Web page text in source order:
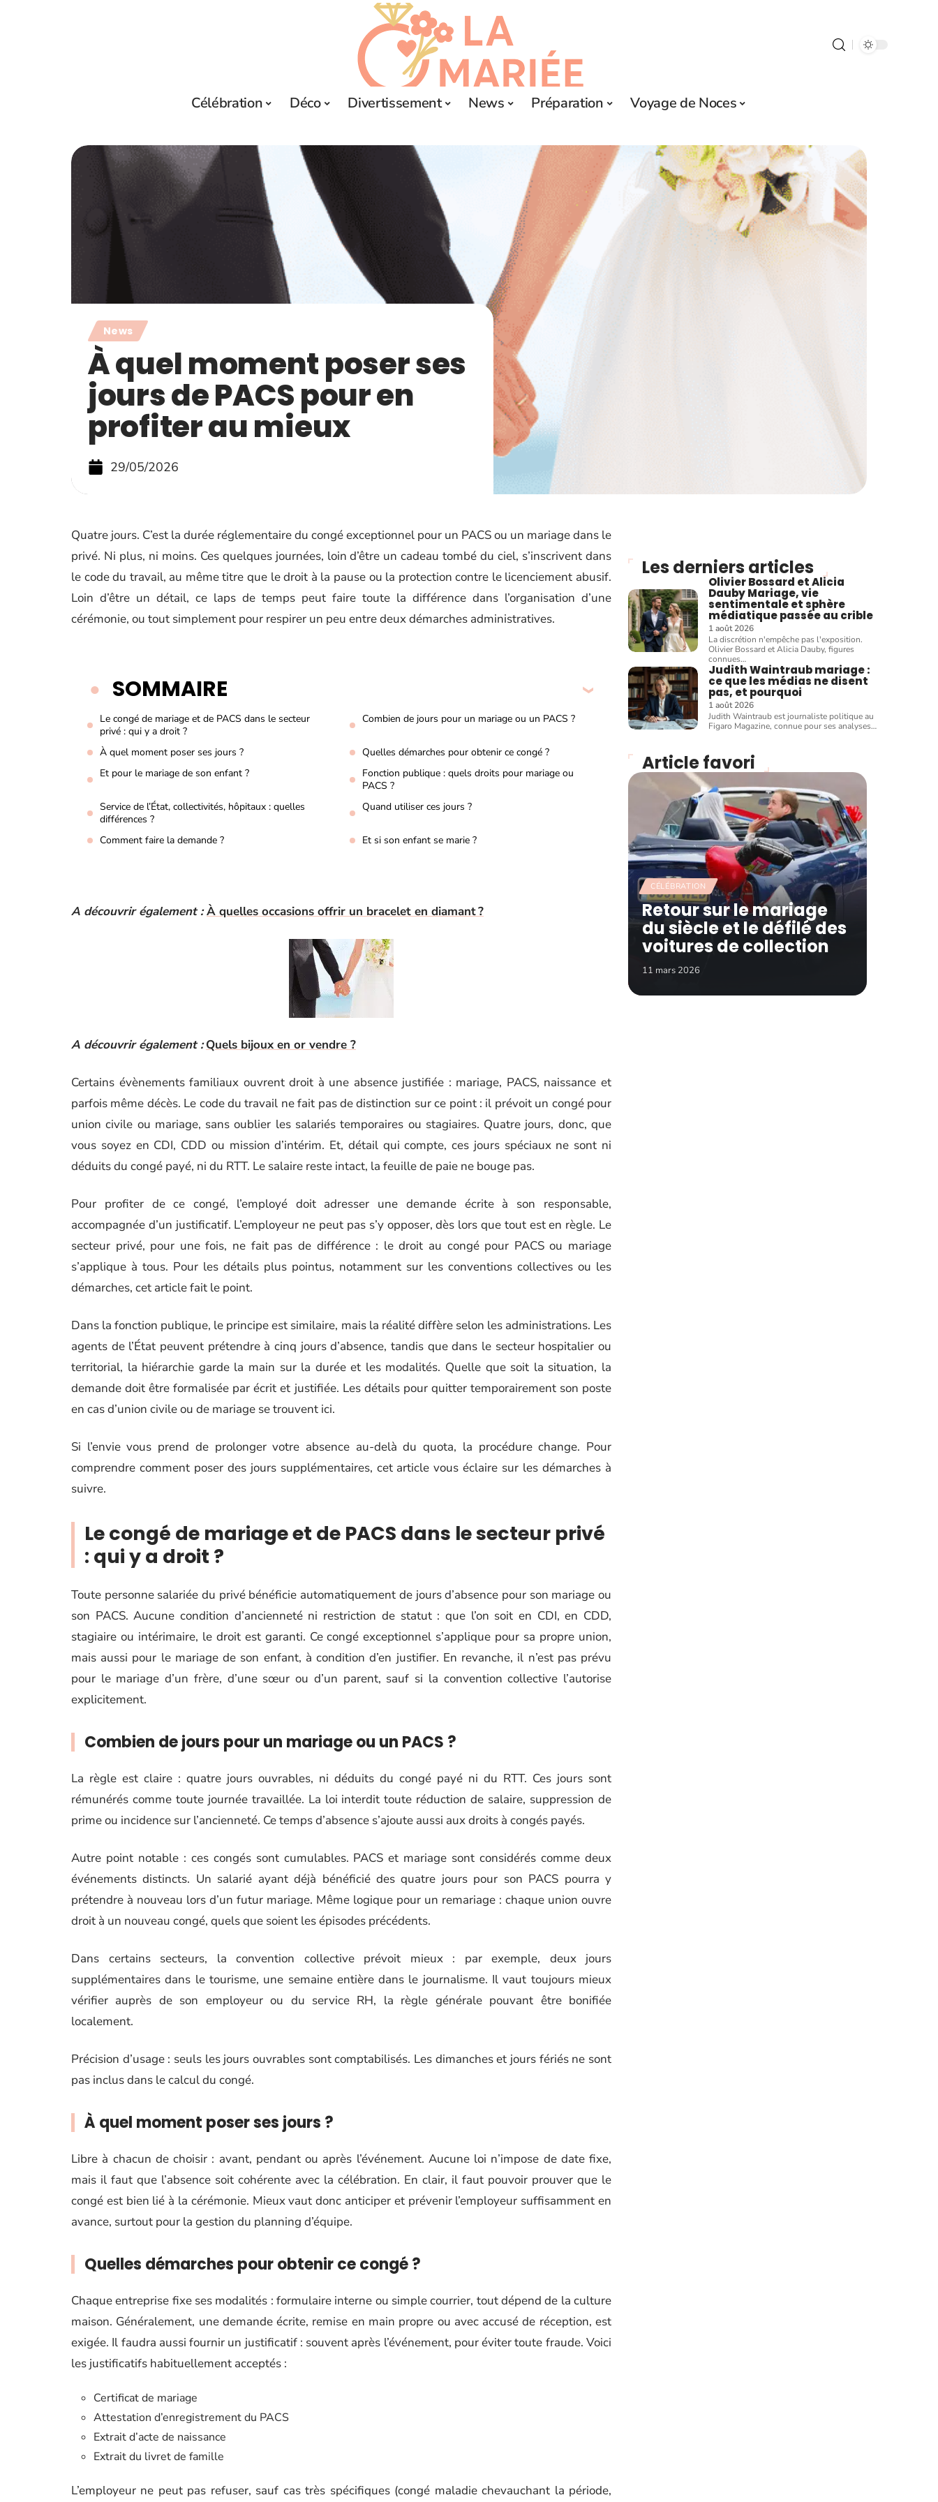
Célébration Déco Divertissement News Préparation Voyage de Noces
News
À quel moment poser ses
jours de PACS pour en
profiter au mieux
29/05/2026
Quatre jours. C’est la durée réglementaire du congé exceptionnel pour un PACS ou un mariage dans le
privé. Ni plus, ni moins. Ces quelques journées, loin d’être un cadeau tombé du ciel, s’inscrivent dans
le code du travail, au même titre que le droit à la pause ou la protection contre le licenciement abusif.
Loin d’être un détail, ce laps de temps peut faire toute la différence dans l’organisation d’une
cérémonie, ou tout simplement pour respirer un peu entre deux démarches administratives.
SOMMAIRE
Le congé de mariage et de PACS dans le secteur
privé : qui y a droit ?
Combien de jours pour un mariage ou un PACS ?
À quel moment poser ses jours ?
Quelles démarches pour obtenir ce congé ?
Et pour le mariage de son enfant ?
Fonction publique : quels droits pour mariage ou
PACS ?
Service de l’État, collectivités, hôpitaux : quelles
différences ?
Quand utiliser ces jours ?
Comment faire la demande ? Et si son enfant se marie ?
A découvrir également : À quelles occasions offrir un bracelet en diamant ?
A découvrir également : Quels bijoux en or vendre ?
Certains évènements familiaux ouvrent droit à une absence justifiée : mariage, PACS, naissance et
parfois même décès. Le code du travail ne fait pas de distinction sur ce point : il prévoit un congé pour
union civile ou mariage, sans oublier les salariés temporaires ou stagiaires. Quatre jours, donc, que
vous soyez en CDI, CDD ou mission d’intérim. Et, détail qui compte, ces jours spéciaux ne sont ni
déduits du congé payé, ni du RTT. Le salaire reste intact, la feuille de paie ne bouge pas.
Pour profiter de ce congé, l’employé doit adresser une demande écrite à son responsable,
accompagnée d’un justificatif. L’employeur ne peut pas s’y opposer, dès lors que tout est en règle. Le
secteur privé, pour une fois, ne fait pas de différence : le droit au congé pour PACS ou mariage
s’applique à tous. Pour les détails plus pointus, notamment sur les conventions collectives ou les
démarches, cet article fait le point.
Dans la fonction publique, le principe est similaire, mais la réalité diffère selon les administrations. Les
agents de l’État peuvent prétendre à cinq jours d’absence, tandis que dans le secteur hospitalier ou
territorial, la hiérarchie garde la main sur la durée et les modalités. Quelle que soit la situation, la
demande doit être formalisée par écrit et justifiée. Les détails pour quitter temporairement son poste
en cas d’union civile ou de mariage se trouvent ici.
Si l’envie vous prend de prolonger votre absence au-delà du quota, la procédure change. Pour
comprendre comment poser des jours supplémentaires, cet article vous éclaire sur les démarches à
suivre.
Le congé de mariage et de PACS dans le secteur privé
: qui y a droit ?
Toute personne salariée du privé bénéficie automatiquement de jours d’absence pour son mariage ou
son PACS. Aucune condition d’ancienneté ni restriction de statut : que l’on soit en CDI, en CDD,
stagiaire ou intérimaire, le droit est garanti. Ce congé exceptionnel s’applique pour sa propre union,
mais aussi pour le mariage de son enfant, à condition d’en justifier. En revanche, il n’est pas prévu
pour le mariage d’un frère, d’une sœur ou d’un parent, sauf si la convention collective l’autorise
explicitement.
Combien de jours pour un mariage ou un PACS ?
La règle est claire : quatre jours ouvrables, ni déduits du congé payé ni du RTT. Ces jours sont
rémunérés comme toute journée travaillée. La loi interdit toute réduction de salaire, suppression de
prime ou incidence sur l’ancienneté. Ce temps d’absence s’ajoute aussi aux droits à congés payés.
Autre point notable : ces congés sont cumulables. PACS et mariage sont considérés comme deux
événements distincts. Un salarié ayant déjà bénéficié des quatre jours pour son PACS pourra y
prétendre à nouveau lors d’un futur mariage. Même logique pour un remariage : chaque union ouvre
droit à un nouveau congé, quels que soient les épisodes précédents.
Dans certains secteurs, la convention collective prévoit mieux : par exemple, deux jours
supplémentaires dans le tourisme, une semaine entière dans le journalisme. Il vaut toujours mieux
vérifier auprès de son employeur ou du service RH, la règle générale pouvant être bonifiée
localement.
Précision d’usage : seuls les jours ouvrables sont comptabilisés. Les dimanches et jours fériés ne sont
pas inclus dans le calcul du congé.
À quel moment poser ses jours ?
Libre à chacun de choisir : avant, pendant ou après l’événement. Aucune loi n’impose de date fixe,
mais il faut que l’absence soit cohérente avec la célébration. En clair, il faut pouvoir prouver que le
congé est bien lié à la cérémonie. Mieux vaut donc anticiper et prévenir l’employeur suffisamment en
avance, surtout pour la gestion du planning d’équipe.
Quelles démarches pour obtenir ce congé ?
Chaque entreprise fixe ses modalités : formulaire interne ou simple courrier, tout dépend de la culture
maison. Généralement, une demande écrite, remise en main propre ou avec accusé de réception, est
exigée. Il faudra aussi fournir un justificatif : souvent après l’événement, pour éviter toute fraude. Voici
les justificatifs habituellement acceptés :
Certificat de mariage
Attestation d’enregistrement du PACS
Extrait d’acte de naissance
Extrait du livret de famille
L’employeur ne peut pas refuser, sauf cas très spécifiques (congé maladie chevauchant la période,
Les derniers articles
Olivier Bossard et Alicia
Dauby Mariage, vie
sentimentale et sphère
médiatique passée au crible
1 août 2026
La discrétion n'empêche pas l'exposition.
Olivier Bossard et Alicia Dauby, figures
connues…
Judith Waintraub mariage :
ce que les médias ne disent
pas, et pourquoi
1 août 2026
Judith Waintraub est journaliste politique au
Figaro Magazine, connue pour ses analyses…
Article favori
CÉLÉBRATION
Retour sur le mariage
du siècle et le défilé des
voitures de collection
11 mars 2026